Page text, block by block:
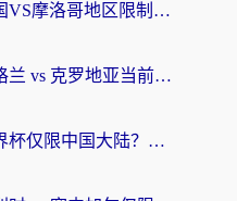
在国外看世界杯法国VS摩洛哥地区限制？这篇指南让你流畅看中文解说无压力
在国外看世界杯英格兰 vs 克罗地亚当前地区不可播放？这篇指南帮你搞定所有海外观赛难题
在海外看央视频世界杯仅限中国大陆？这篇指南帮你解锁中文解说+无卡顿直播